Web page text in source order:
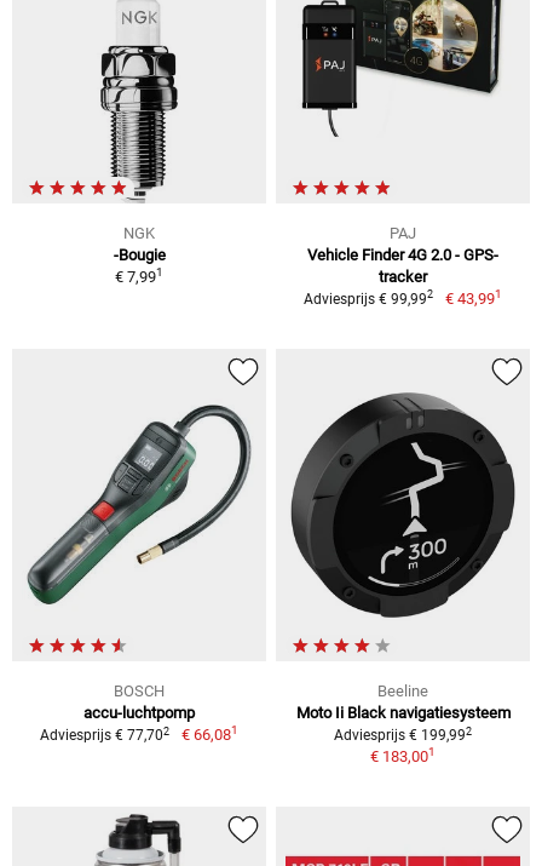
NGK
-Bougie
€ 7,991
PAJ
Vehicle Finder 4G 2.0 - GPS-
tracker
Adviesprijs € 99,992 € 43,991
BOSCH
accu-luchtpomp
Adviesprijs € 77,702 € 66,081
Beeline
Moto Ii Black navigatiesysteem
Adviesprijs € 199,992
€ 183,001